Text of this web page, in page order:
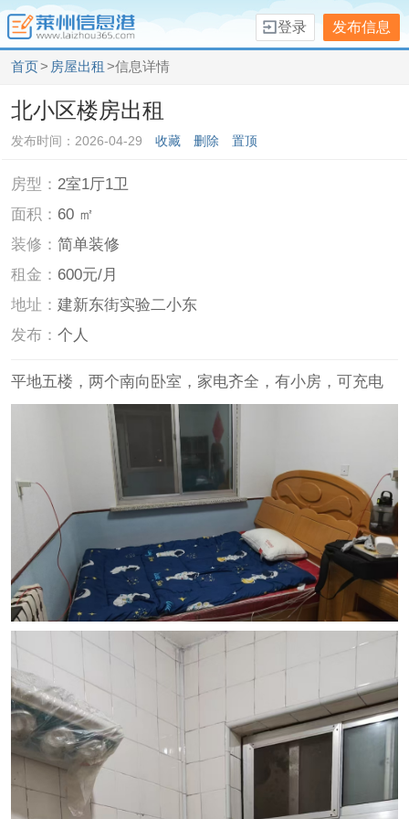
发布信息
登录
首页> 房屋出租 >信息详情
北小区楼房出租
发布时间：2026-04-29 收藏 删除 置顶
房型： 2室1厅1卫
面积： 60 ㎡
装修：简单装修
租金： 600元/月
地址：建新东街实验二小东
发布：个人
平地五楼，两个南向卧室，家电齐全，有小房，可充电